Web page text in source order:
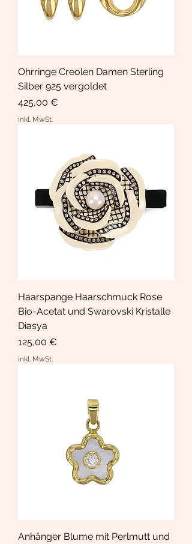
Ohrringe Creolen Damen Sterling
Silber 925 vergoldet
Preis
425,00 €
inkl. MwSt.
Haarspange Haarschmuck Rose
Bio-Acetat und Swarovski Kristalle
Diasya
Preis
125,00 €
inkl. MwSt.
Anhänger Blume mit Perlmutt und